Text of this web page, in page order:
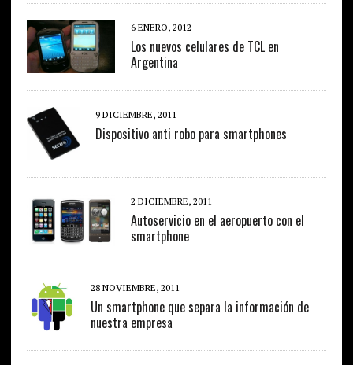
6 ENERO, 2012
Los nuevos celulares de TCL en
Argentina
9 DICIEMBRE, 2011
Dispositivo anti robo para smartphones
2 DICIEMBRE, 2011
Autoservicio en el aeropuerto con el
smartphone
28 NOVIEMBRE, 2011
Un smartphone que separa la información de
nuestra empresa